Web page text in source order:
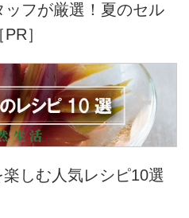
フが厳選！夏のセル
］
しむ人気レシピ10選